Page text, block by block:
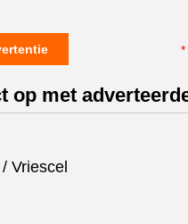
*
op met
Vriescel